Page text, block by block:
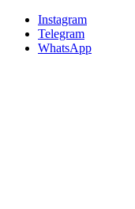
Instagram
Telegram
WhatsApp